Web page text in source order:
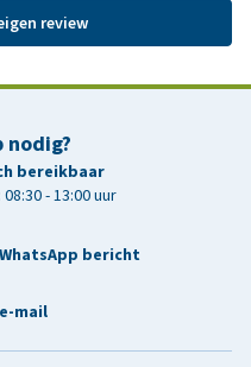
review
nodig?
bereikbaar
- 13:00 uur
bericht
mail